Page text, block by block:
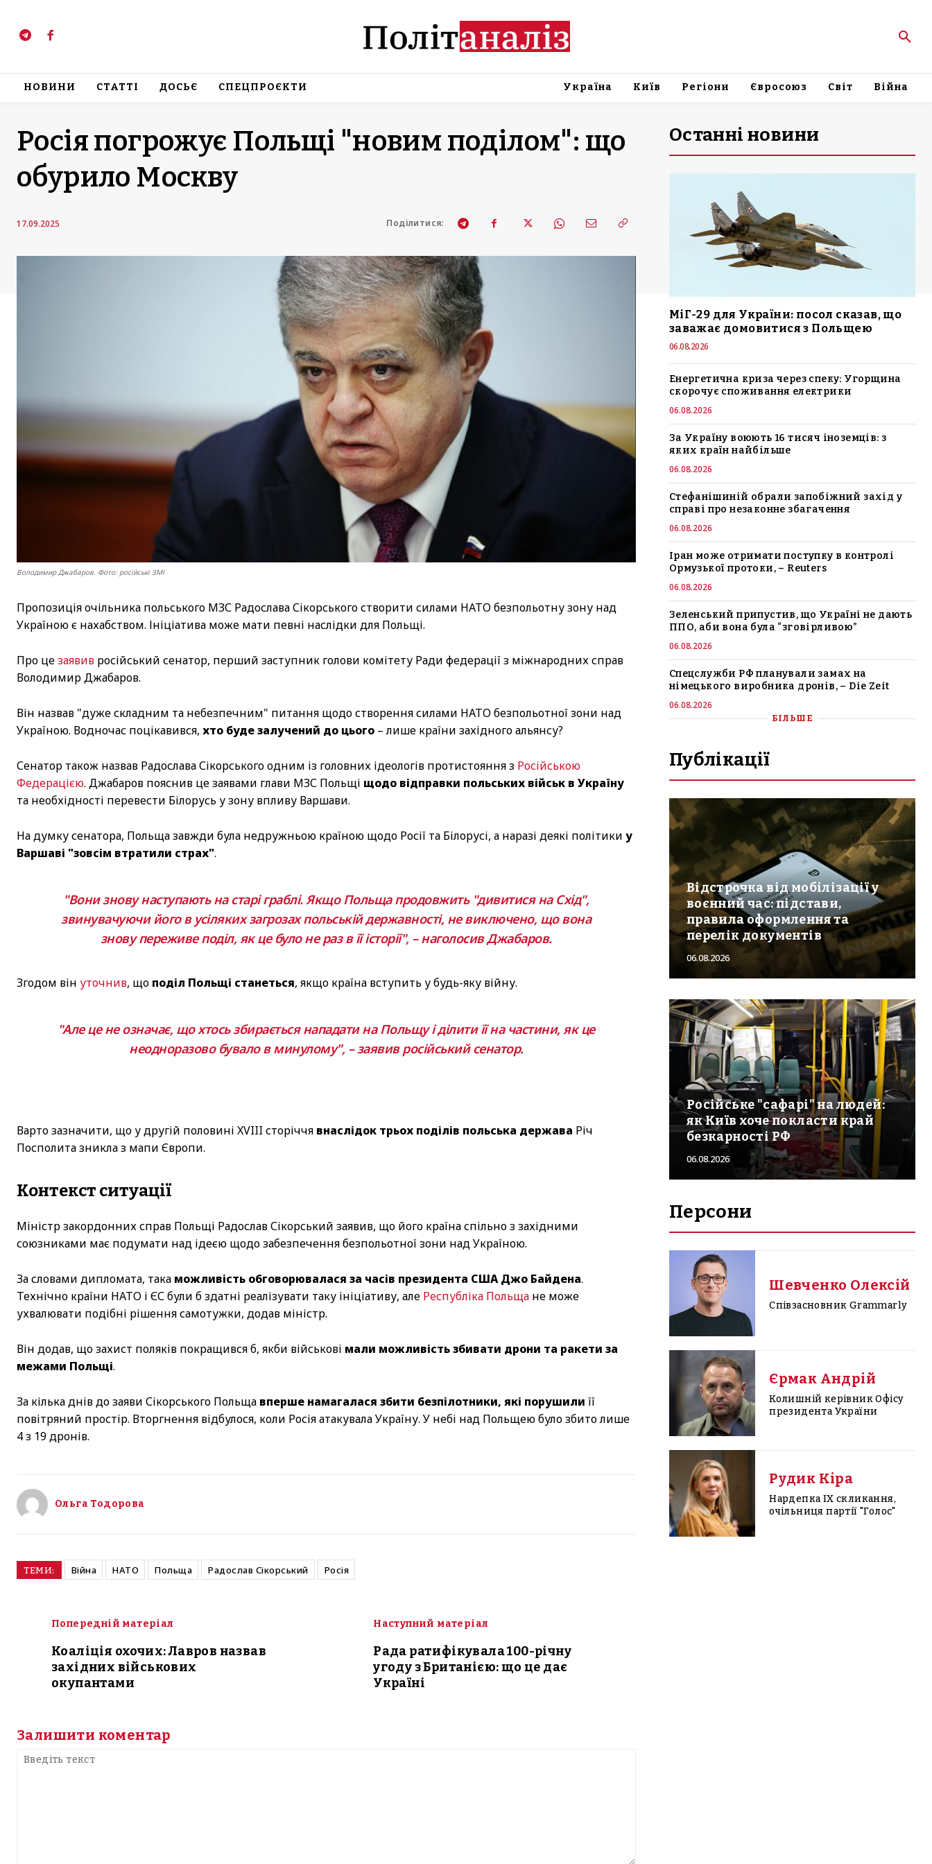
НОВИНИ СТАТТІ ДОСЬЄ СПЕЦПРОЄКТИ Україна Київ Регіони Євросоюз Світ Війна
Росія погрожує Польщі "новим поділом": що
обурило Москву
17.09.2025 Поділитися:
Володимир Джабаров. Фото: російські ЗМІ
Пропозиція очільника польського МЗС Радослава Сікорського створити силами НАТО безпольотну зону над
Україною є нахабством. Ініціатива може мати певні наслідки для Польщі.
Про цезаявив російський сенатор, перший заступник голови комітету Ради федерації з міжнародних справ
Володимир Джабаров.
Він назвав "дуже складним та небезпечним" питання щодо створення силами НАТО безпольотної зони над
Україною. Водночас поцікавився, хто буде залучений до цього – лише країни західного альянсу?
Сенатор також назвав Радослава Сікорського одним із головних ідеологів протистояння з Російською
Федерацією. Джабаров пояснив це заявами глави МЗС Польщі щодо відправки польських військ в Україну
та необхідності перевести Білорусь у зону впливу Варшави.
На думку сенатора, Польща завжди була недружньою країною щодо Росії та Білорусі, а наразі деякі політики у
Варшаві "зовсім втратили страх".
"Вони знову наступають на старі граблі. Якщо Польща продовжить "дивитися на Схід",
звинувачуючи його в усіляких загрозах польській державності, не виключено, що вона
знову переживе поділ, як це було не раз в її історії", – наголосив Джабаров.
Згодом він уточнив, що поділ Польщі станеться, якщо країна вступить у будь-яку війну.
"Але це не означає, що хтось збирається нападати на Польщу і ділити її на частини, як це
неодноразово бувало в минулому", – заявив російський сенатор.
Варто зазначити, що у другій половині XVIII сторіччя внаслідок трьох поділів польська держава Річ
Посполита зникла з мапи Європи.
Контекст ситуації
Міністр закордонних справ Польщі Радослав Сікорський заявив, що його країна спільно з західними
союзниками має подумати над ідеєю щодо забезпечення безпольотної зони над Україною.
За словами дипломата, така можливість обговорювалася за часів президента США Джо Байдена.
Технічно країни НАТО і ЄС були б здатні реалізувати таку ініціативу, але Республіка Польща не може
ухвалювати подібні рішення самотужки, додав міністр.
Він додав, що захист поляків покращився б, якби військові мали можливість збивати дрони та ракети за
межами Польщі.
За кілька днів до заяви Сікорського Польща вперше намагалася збити безпілотники, які порушили її
повітряний простір. Вторгнення відбулося, коли Росія атакувала Україну. У небі над Польщею було збито лише
4 з 19 дронів.
Ольга Тодорова
ТЕМИ: Війна НАТО Польща Радослав Сікорський Росія
Попередній матеріал
Коаліція охочих: Лавров назвав
західних військових
окупантами
Наступний матеріал
Рада ратифікувала 100-річну
угоду з Британією: що це дає
Україні
Залишити коментар
Останні новини
МіГ-29 для України: посол сказав, що
заважає домовитися з Польщею
06.08.2026
Енергетична криза через спеку: Угорщина
скорочує споживання електрики
06.08.2026
За Україну воюють 16 тисяч іноземців: з
яких країн найбільше
06.08.2026
Стефанішиній обрали запобіжний захід у
справі про незаконне збагачення
06.08.2026
Іран може отримати поступку в контролі
Ормузької протоки, – Reuters
06.08.2026
Зеленський припустив, що Україні не дають
ППО, аби вона була “зговірливою”
06.08.2026
Спецслужби РФ планували замах на
німецького виробника дронів, – Die Zeit
06.08.2026
БІЛЬШЕ
Публікації
Відстрочка від мобілізації у
воєнний час: підстави,
правила оформлення та
перелік документів
06.08.2026
Російське "сафарі" на людей:
як Київ хоче покласти край
безкарності РФ
06.08.2026
Персони
Шевченко Олексій
Співзасновник Grammarly
Єрмак Андрій
Колишній керівник Офісу
президента України
Рудик Кіра
Нардепка IX скликання,
очільниця партії "Голос"